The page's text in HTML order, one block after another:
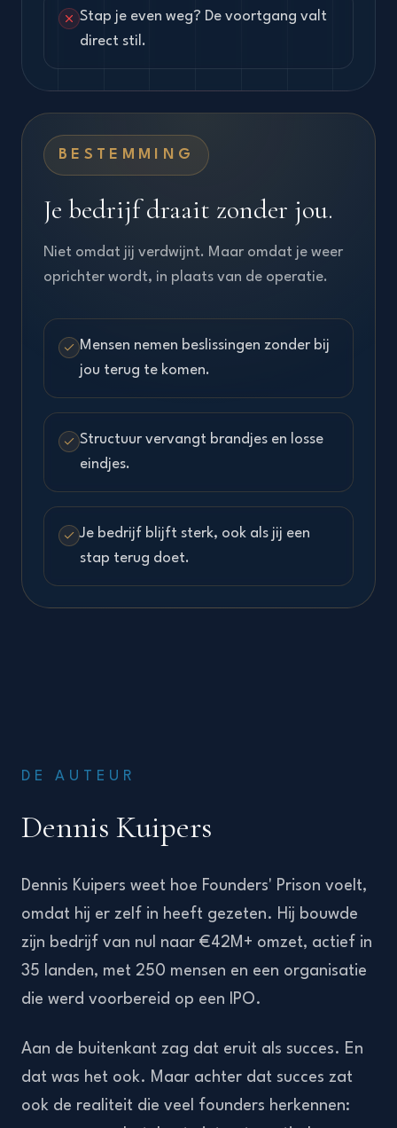
Stap je even weg? De voortgang valt
direct stil.
BESTEMMING
Je bedrijf draait zonder jou.
Niet omdat jij verdwijnt. Maar omdat je weer
oprichter wordt, in plaats van de operatie.
Mensen nemen beslissingen zonder bij
jou terug te komen.
Structuur vervangt brandjes en losse
eindjes.
Je bedrijf blijft sterk, ook als jij een
stap terug doet.
DE AUTEUR
Dennis Kuipers
Dennis Kuipers weet hoe Founders' Prison voelt,
omdat hij er zelf in heeft gezeten. Hij bouwde
zijn bedrijf van nul naar €42M+ omzet, actief in
35 landen, met 250 mensen en een organisatie
die werd voorbereid op een IPO.
Aan de buitenkant zag dat eruit als succes. En
dat was het ook. Maar achter dat succes zat
ook de realiteit die veel founders herkennen: